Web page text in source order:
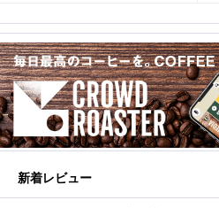
新着レビュー